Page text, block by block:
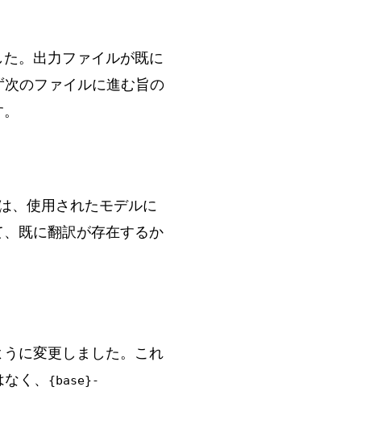
。出力ファイルが既に
のファイルに進む旨の
、使用されたモデルに
既に翻訳が存在するか
に変更しました。これ
く、
{base}-